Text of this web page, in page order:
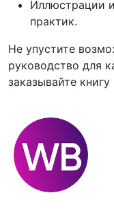
Иллюстрации
практик.
Не упустите
руководство для
заказывайте